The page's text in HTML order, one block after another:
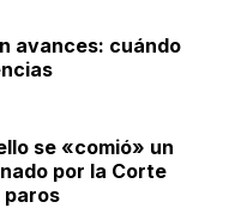
avances: cuándo
se «comió» un
por la Corte
paros